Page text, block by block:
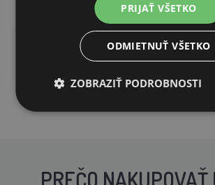
50 x 90
extra
materiál
PREČO NAKUPOVAŤ
PRIJAŤ VŠETKO
ODMIETNUŤ VŠETKO
ZOBRAZIŤ PODROBNOSTI